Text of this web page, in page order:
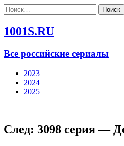
Найти:
1001S.RU
Все российские сериалы
2023
2024
2025
След: 3098 серия —